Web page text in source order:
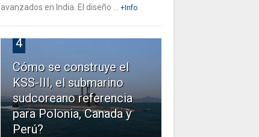
avanzados en India. El diseño ...
+Info
4
Cómo se construye el
KSS-III, el submarino
sudcoreano referencia
para Polonia, Canada y
Perú?